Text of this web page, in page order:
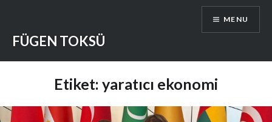
content
FÜGEN TOKSÜ
MENU
Etiket: yaratıcı ekonomi